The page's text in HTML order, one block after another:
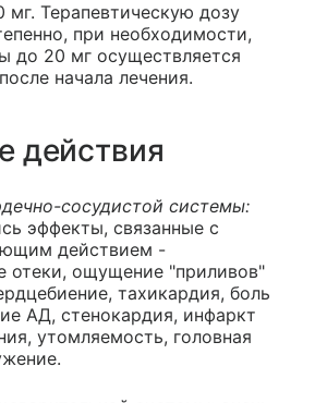
мг. Терапевтическую дозу
при необходимости,
до 20 мг осуществляется
начала лечения.
действия
сосудистой системы:
эффекты, связанные с
действием -
отеки, ощущение "приливов"
тахикардия, боль
АД, стенокардия, инфаркт
утомляемость, головная